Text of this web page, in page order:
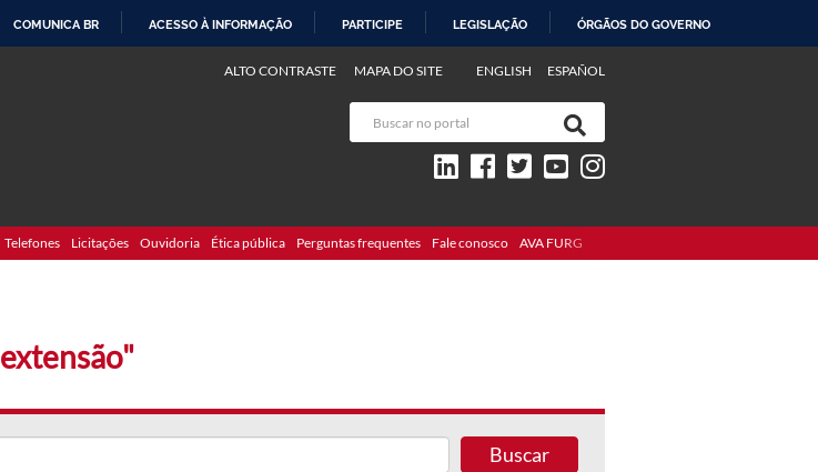
COMUNICA BR ACESSO À INFORMAÇÃO PARTICIPE LEGISLAÇÃO ÓRGÃOS DO GOVERNO
ENGLISH ESPAÑOL
ALTO CONTRASTE MAPA DO SITE
Telefones Licitações Ouvidoria Ética pública Perguntas frequentes Fale conosco AVA FURG
Buscar